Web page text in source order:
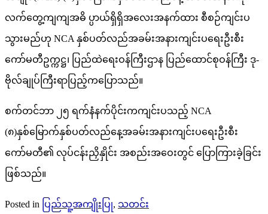
လက်တွေ့ကျကျအဓိ ပ္ပာယ်ရှိရှိအလေးအနက်ထား စီစဉ်ကျင်းပ
သွားမည်ဟု NCA နှစ်ပတ်လည်အခမ်းအနားကျင်းပရေးဦးစီး
ကော်မတီဥက္ကဋ္ဌ၊ ပြည်ထဲရေးဝန်ကြီးဌာန ပြည်ထောင်စုဝန်ကြီး ဒု-
ဗိုလ်ချုပ်ကြီးရာပြည့်ကပြောသည်။
စက်တင်ဘာ ၂၅ ရက်နံနက်ပိုင်းကကျင်းပသည့် NCA
(၈)နှစ်မြောက်နှစ်ပတ်လည်နေ့အခမ်းအနားကျင်းပရေးဦးစီး
ကော်မတီ၏ လုပ်ငန်းညှိနှိုင်း အစည်းအဝေးတွင် ပြောကြားခဲ့ခြင်း
ဖြစ်သည်။
Posted in ပြည်သူ့အကျိုးပြု, သတင်း